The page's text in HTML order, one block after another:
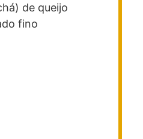
de queijo
fino